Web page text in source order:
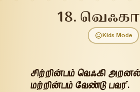
18.
Kids Mode
சிற்றின்பம் வெஃகி
மற்றின்பம் வேண்டு பவர்.